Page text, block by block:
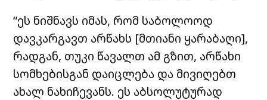
“ეს ნიშნავს იმას, რომ საბოლოოდ
დავკარგავთ არწახს [მთიანი ყარაბაღი],
რადგან, თუკი წავალთ ამ გზით, არწახი
სომხებისგან დაიცლება და მივიღებთ
ახალ ნახიჩევანს. ეს აბსოლუტურად